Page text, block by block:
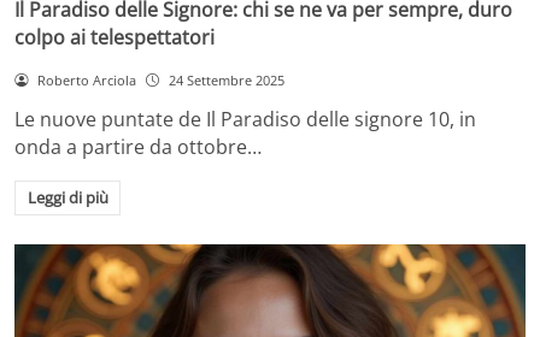
Il Paradiso delle Signore: chi se ne va per sempre, duro
colpo ai telespettatori
Roberto Arciola 24 Settembre 2025
Le nuove puntate de Il Paradiso delle signore 10, in
onda a partire da ottobre…
Leggi di più